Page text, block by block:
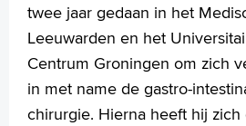
Tekstgrootte A
Voorleesfunctie
Language
Zoeken
twee jaar gedaan in het
Leeuwarden en het
Centrum Groningen om zich
in met name de gastro-
chirurgie. Hierna heeft hij